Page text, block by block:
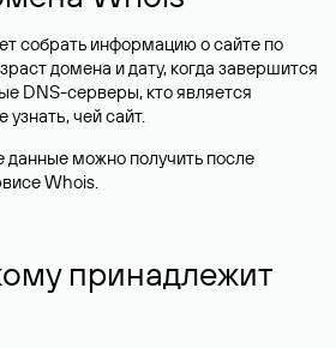
собрать информацию о сайте по
домена и дату, когда завершится
DNS-серверы, кто является
узнать, чей сайт.
можно получить после
Whois.
принадлежит